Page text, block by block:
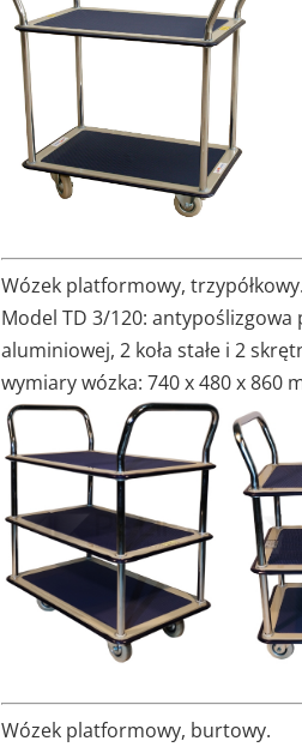
Wózek platformowy, trzypółkowy.
Model TD 3/120: antypoślizgowa
aluminiowej, 2 koła stałe i 2
wymiary wózka: 740 x 480 x 860
Wózek platformowy, burtowy.